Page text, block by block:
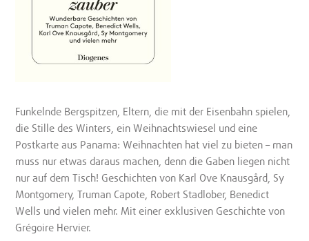
Funkelnde Bergspitzen, Eltern, die mit der Eisenbahn spielen,
die Stille des Winters, ein Weihnachtswiesel und eine
Postkarte aus Panama: Weihnachten hat viel zu bieten – man
muss nur etwas daraus machen, denn die Gaben liegen nicht
nur auf dem Tisch! Geschichten von Karl Ove Knausgård, Sy
Montgomery, Truman Capote, Robert Stadlober, Benedict
Wells und vielen mehr. Mit einer exklusiven Geschichte von
Grégoire Hervier.